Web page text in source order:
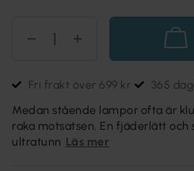
Fri frakt över 699 kr 365
Medan stående lampor ofta är
raka motsatsen. En fjäderlätt och
ultratunn Läs mer